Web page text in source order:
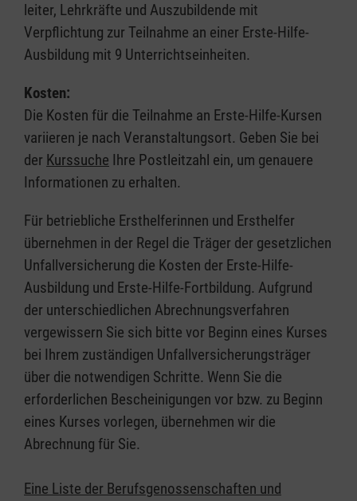
leiter, Lehrkräfte und Auszubildende mit
Verpflichtung zur Teilnahme an einer Erste-Hilfe-
Ausbildung mit 9 Unterrichtseinheiten.
Kosten:
Die Kosten für die Teilnahme an Erste-Hilfe-Kursen
variieren je nach Veranstaltungsort. Geben Sie bei
der Kurssuche Ihre Postleitzahl ein, um genauere
Informationen zu erhalten.
Für betriebliche Ersthelferinnen und Ersthelfer
übernehmen in der Regel die Träger der gesetzlichen
Unfallversicherung die Kosten der Erste-Hilfe-
Ausbildung und Erste-Hilfe-Fortbildung. Aufgrund
der unterschiedlichen Abrechnungsverfahren
vergewissern Sie sich bitte vor Beginn eines Kurses
bei Ihrem zuständigen Unfallversicherungsträger
über die notwendigen Schritte. Wenn Sie die
erforderlichen Bescheinigungen vor bzw. zu Beginn
eines Kurses vorlegen, übernehmen wir die
Abrechnung für Sie.
Eine Liste der Berufsgenossenschaften und